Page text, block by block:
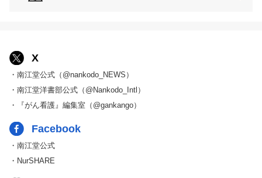
X
・南江堂公式（@nankodo_NEWS）
・南江堂洋書部公式（@Nankodo_Intl）
・『がん看護』編集室（@gankango）
Facebook
・南江堂公式
・NurSHARE